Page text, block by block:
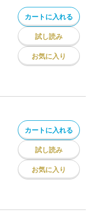
カートに入れる
試し読み
お気に入り
カートに入れる
試し読み
お気に入り